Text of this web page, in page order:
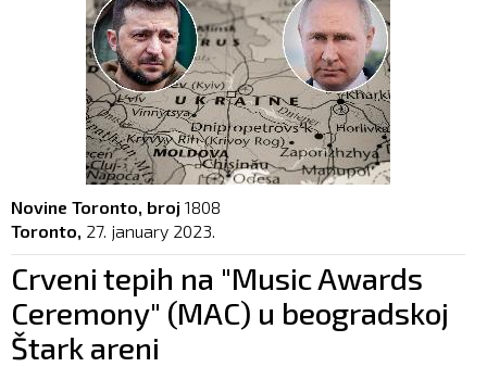
Novine Toronto, broj 1808
Toronto, 27. january 2023.
Crveni tepih na "Music Awards
Ceremony" (MAC) u beogradskoj
Štark areni